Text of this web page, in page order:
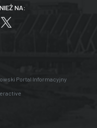
NA:
Portal Informacyjny